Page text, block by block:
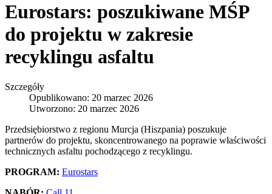
Eurostars: poszukiwane MŚP
do projektu w zakresie
recyklingu asfaltu
Szczegóły
Opublikowano: 20 marzec 2026
Utworzono: 20 marzec 2026
Przedsiębiorstwo z regionu Murcja (Hiszpania) poszukuje
partnerów do projektu, skoncentrowanego na poprawie właściwości
technicznych asfaltu pochodzącego z recyklingu.
PROGRAM: Eurostars